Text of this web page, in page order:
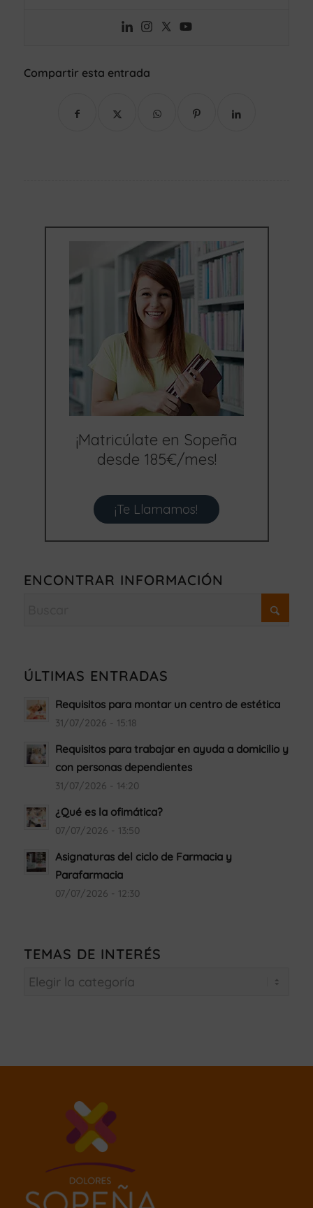
Compartir esta entrada
¡Matricúlate en Sopeña
desde 185€/mes!
¡Te Llamamos!
ENCONTRAR INFORMACIÓN
ÚLTIMAS ENTRADAS
Requisitos para montar un centro de estética
31/07/2026 - 15:18
Requisitos para trabajar en ayuda a domicilio y
con personas dependientes
31/07/2026 - 14:20
¿Qué es la ofimática?
07/07/2026 - 13:50
Asignaturas del ciclo de Farmacia y
Parafarmacia
07/07/2026 - 12:30
TEMAS DE INTERÉS